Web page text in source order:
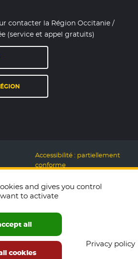
contacter la Région Occitanie /
(service et appel gratuits)
Accessibilité : partiellement
conforme
Responsable
Plan du site
Newsletters
and gives you control
to activate
all
cookies
Privacy policy